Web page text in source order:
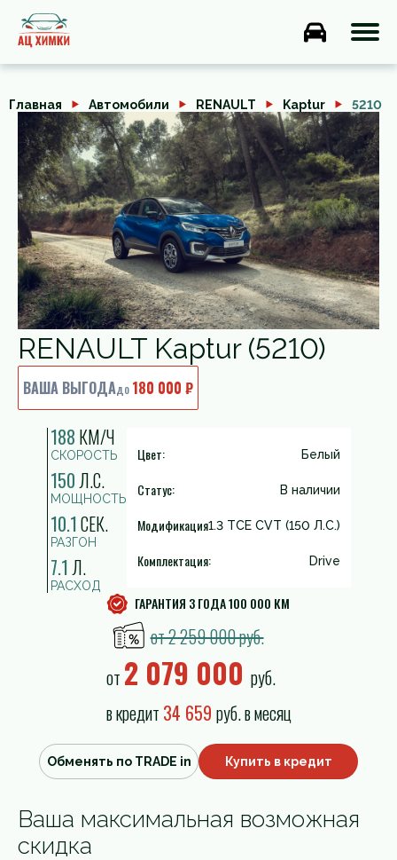
Главная Автомобили RENAULT Kaptur 5210
RENAULT Kaptur (5210)
ВАША ВЫГОДАдо180 000 ₽
188 КМ/Ч
СКОРОСТЬ
150 Л.С.
МОЩНОСТЬ
10.1СЕК.
РАЗГОН
7.1 Л.
РАСХОД
Цвет: Белый
Статус: В наличии
Модификация1.3 TCE CVT (150 Л.С.)
Комплектация: Drive
ГАРАНТИЯ 3 ГОДА 100 000 КМ
от 2 259 000 руб.
от 2 079 000 руб.
в кредит 34 659 руб. в месяц
Обменять по TRADE in Купить в кредит
Ваша максимальная возможная
скидка